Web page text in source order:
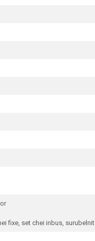
fixe, set chei inbus,